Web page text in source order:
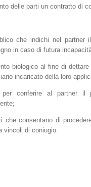
delle parti un contratto di
che indichi nel partner
in caso di futura
biologico al fine di
incaricato della loro
per conferire al partner il
che consentano di
vincoli di coniugio.